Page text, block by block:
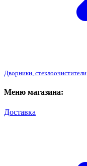
Дворники, стеклоочистители
Меню магазина:
Доставка